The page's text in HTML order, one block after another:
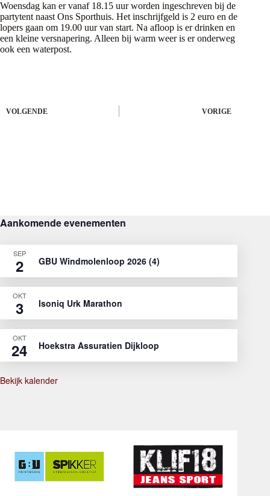
Woensdag kan er vanaf 18.15 uur worden ingeschreven bij de
partytent naast Ons Sporthuis. Het inschrijfgeld is 2 euro en de
lopers gaan om 19.00 uur van start. Na afloop is er drinken en
een kleine versnapering. Alleen bij warm weer is er onderweg
ook een waterpost.
VORIGE
VOLGENDE
Aankomende evenementen
SEP
2 GBU Windmolenloop 2026 (4)
OKT
3 Isoniq Urk Marathon
OKT
24 Hoekstra Assuratien Dijkloop
Bekijk kalender